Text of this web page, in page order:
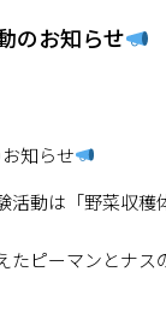
のお知らせ
知らせ
活動は「野菜収穫
たピーマンとナス